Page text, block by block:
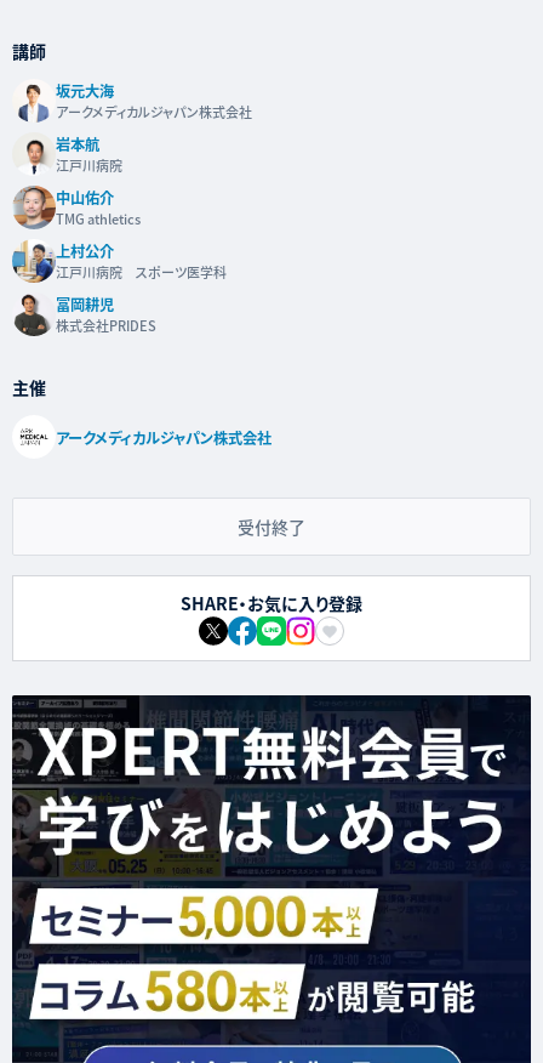
講師
坂元大海
アークメディカルジャパン株式会社
岩本航
江戸川病院
中山佑介
TMG athletics
上村公介
江戸川病院 スポーツ医学科
冨岡耕児
株式会社PRIDES
主催
アークメディカルジャパン株式会社
受付終了
SHARE・お気に入り登録